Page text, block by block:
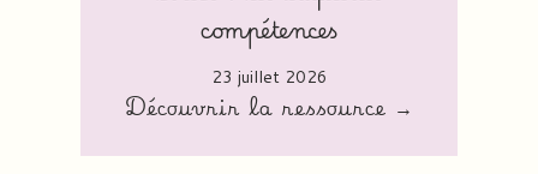
compétences
23 juillet 2026
Découvrir la ressource →